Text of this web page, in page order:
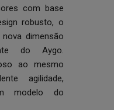
com base
robusto, o
dimensão
do Aygo.
ao mesmo
agilidade,
modelo do